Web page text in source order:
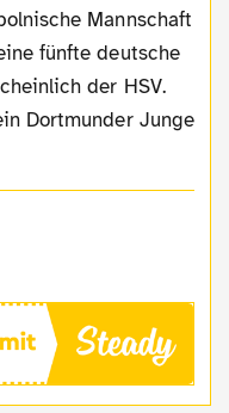
Mannschaft
fünfte deutsche
der HSV.
Dortmunder Junge